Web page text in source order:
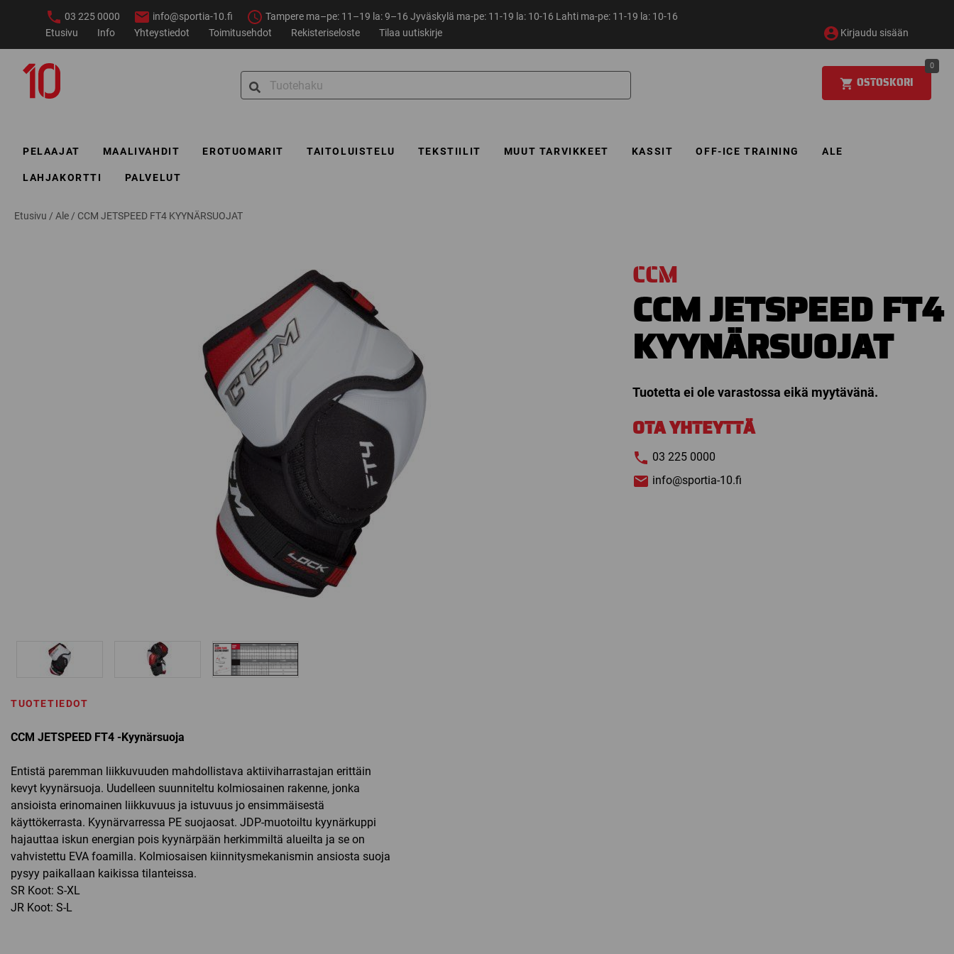
03 225 0000 info@sportia-10.fi
Tampere ma–pe: 11–19 la: 9–16 Jyväskylä ma-pe: 11-19 la: 10-16 Lahti ma-pe: 11-19 la: 10-16
Etusivu
Info Yhteystiedot Toimitusehdot Rekisteriseloste Tilaa uutiskirje Kirjaudu sisään
Search
for:
OSTOSKORI
0
PELAAJAT MAALIVAHDIT EROTUOMARIT TAITOLUISTELU TEKSTIILIT MUUT TARVIKKEET KASSIT OFF-ICE TRAINING ALE
LAHJAKORTTI PALVELUT
Etusivu / Ale/ CCM JETSPEED FT4 KYYNÄRSUOJAT
TUOTETIEDOT
CCM JETSPEED FT4 -Kyynärsuoja
Entistä paremman liikkuvuuden mahdollistava aktiiviharrastajan erittäin
kevyt kyynärsuoja. Uudelleen suunniteltu kolmiosainen rakenne, jonka
ansioista erinomainen liikkuvuus ja istuvuus jo ensimmäisestä
käyttökerrasta. Kyynärvarressa PE suojaosat. JDP-muotoiltu kyynärkuppi
hajauttaa iskun energian pois kyynärpään herkimmiltä alueilta ja se on
vahvistettu EVA foamilla. Kolmiosaisen kiinnitysmekanismin ansiosta suoja
pysyy paikallaan kaikissa tilanteissa.
SR Koot: S-XL
JR Koot: S-L
CCM
CCM JETSPEED FT4
KYYNÄRSUOJAT
Tuotetta ei ole varastossa eikä myytävänä.
OTA YHTEYTTÄ
03 225 0000
info@sportia-10.fi